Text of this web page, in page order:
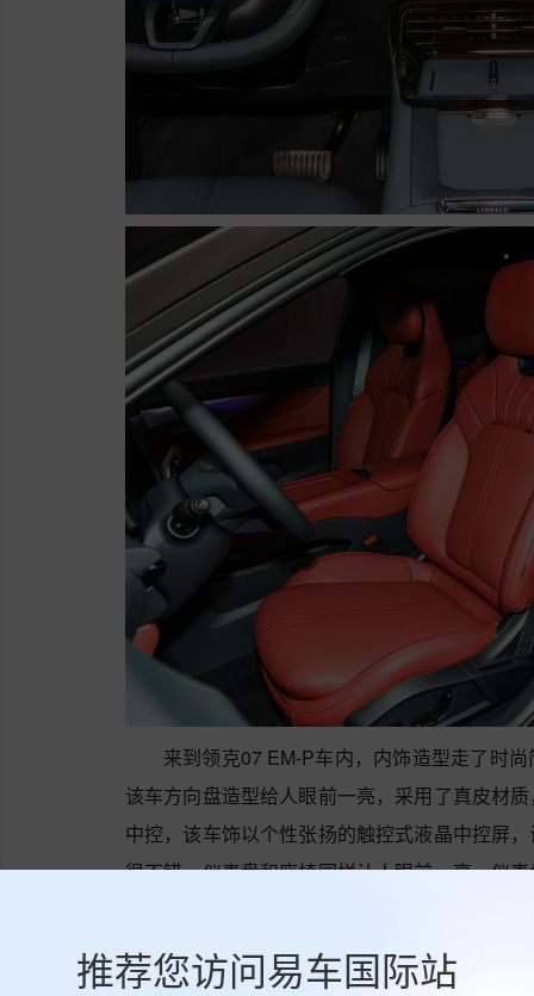
推荐您访问易车国际站
来到领克07 EM-P车内，内饰造型走了时
该车方向盘造型给人眼前一亮，采用了真皮材
中控，该车饰以个性张扬的触控式液晶中控屏
很不错。仪表盘和座椅同样让人眼前一亮，仪
能，日常使用基本够了。